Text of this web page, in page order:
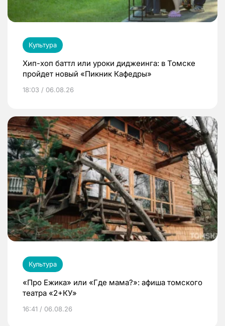
Культура
Хип-хоп баттл или уроки диджеинга: в Томске
пройдет новый «Пикник Кафедры»
18:03 / 06.08.26
Культура
«Про Ежика» или «Где мама?»: афиша томского
театра «2+КУ»
16:41 / 06.08.26